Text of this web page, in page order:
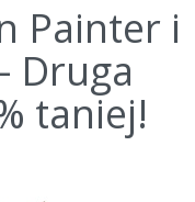
Painter i
Druga
taniej!